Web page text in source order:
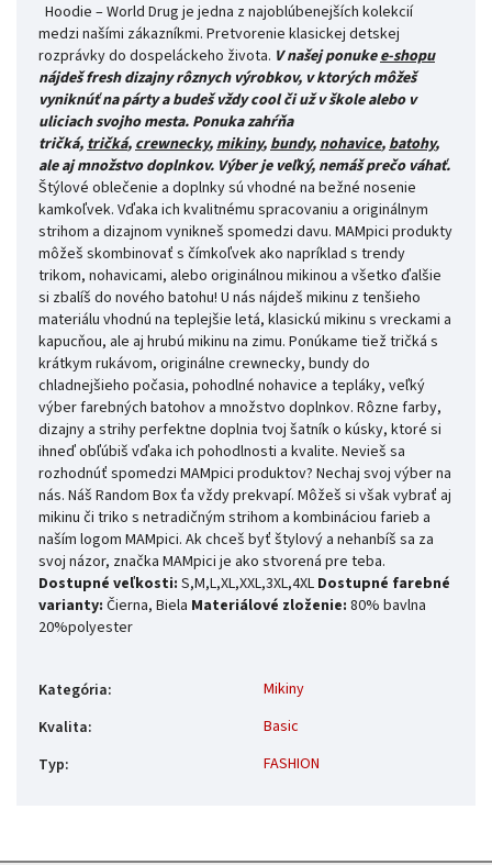
Hoodie – World Drug je jedna z najoblúbenejších kolekcií
medzi našími zákazníkmi. Pretvorenie klasickej detskej
rozprávky do dospeláckeho života. V našej ponukee-shopu
nájdeš fresh dizajny rôznych výrobkov, v ktorých môžeš
vyniknúť na párty a budeš vždy cool či už v škole alebo v
uliciach svojho mesta. Ponuka zahŕňa
tričká,tričká,crewnecky,mikiny,bundy,nohavice,batohy,
ale aj množstvo doplnkov. Výber je veľký, nemáš prečo váhať.
Štýlové oblečenie a doplnky sú vhodné na bežné nosenie
kamkoľvek. Vďaka ich kvalitnému spracovaniu a originálnym
strihom a dizajnom vynikneš spomedzi davu. MAMpici produkty
môžeš skombinovať s čímkoľvek ako napríklad s trendy
trikom, nohavicami, alebo originálnou mikinou a všetko ďalšie
si zbalíš do nového batohu! U nás nájdeš mikinu z tenšieho
materiálu vhodnú na teplejšie letá, klasickú mikinu s vreckami a
kapucňou, ale aj hrubú mikinu na zimu. Ponúkame tiež tričká s
krátkym rukávom, originálne crewnecky, bundy do
chladnejšieho počasia, pohodlné nohavice a tepláky, veľký
výber farebných batohov a množstvo doplnkov. Rôzne farby,
dizajny a strihy perfektne doplnia tvoj šatník o kúsky, ktoré si
ihneď obľúbiš vďaka ich pohodlnosti a kvalite. Nevieš sa
rozhodnúť spomedzi MAMpici produktov? Nechaj svoj výber na
nás. Náš Random Box ťa vždy prekvapí. Môžeš si však vybrať aj
mikinu či triko s netradičným strihom a kombináciou farieb a
naším logom MAMpici. Ak chceš byť štylový a nehanbíš sa za
svoj názor, značka MAMpici je ako stvorená pre teba.
Dostupné veľkosti: S,M,L,XL,XXL,3XL,4XL Dostupné farebné
varianty: Čierna, Biela Materiálové zloženie: 80% bavlna
20%polyester
Kategória:
Mikiny
Kvalita:
Basic
Typ: FASHION